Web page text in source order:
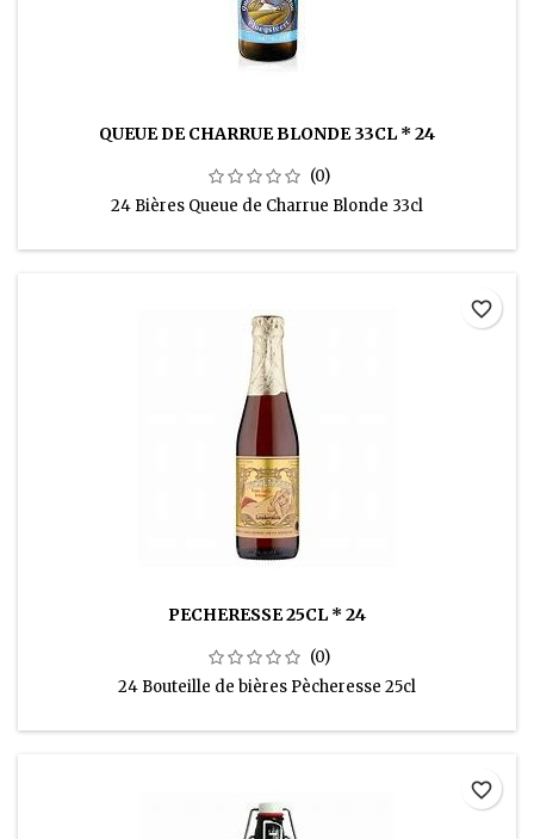
QUEUE DE CHARRUE BLONDE 33CL * 24
(0)
24 Bières Queue de Charrue Blonde 33cl
PECHERESSE 25CL * 24
(0)
24 Bouteille de bières Pècheresse 25cl
favorite_border
favorite_border